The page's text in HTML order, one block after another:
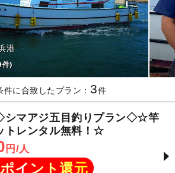
港
件)
件に合致したプラン： 3件
シマアジ五目釣りプラン◇☆竿
トレンタル無料！☆
円/人
ポイント還元